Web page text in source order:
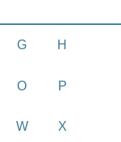
G H
O P
W X